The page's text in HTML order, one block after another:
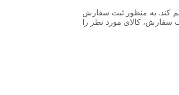
کند. به منظور ثبت سفارش
سفارش، کالای مورد نظر را